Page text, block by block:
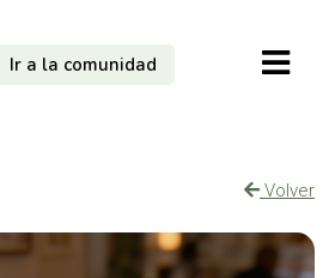
Ir a la comunidad
Volver